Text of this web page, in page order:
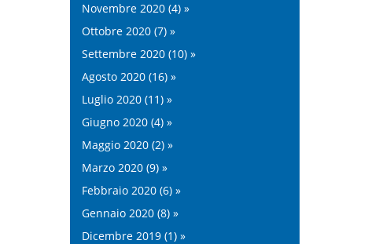
Novembre 2020 (4) »
Ottobre 2020 (7) »
Settembre 2020 (10) »
Agosto 2020 (16) »
Luglio 2020 (11) »
Giugno 2020 (4) »
Maggio 2020 (2) »
Marzo 2020 (9) »
Febbraio 2020 (6) »
Gennaio 2020 (8) »
Dicembre 2019 (1) »